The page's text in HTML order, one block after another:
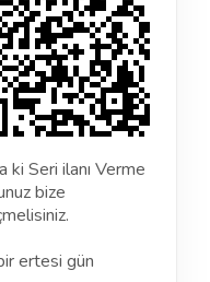
ki Seri ilanı Verme
bize
ertesi gün